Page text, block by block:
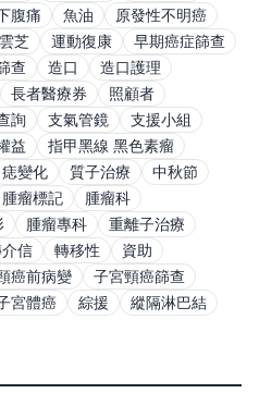
腹痛 魚油
原發性不明癌
雲芝 運動復康
早期癌症篩查
查 造口
造口護理
長者醫療券
照顧者
詢 支氣管鏡
支援小組
益
指甲黑線 黑色素瘤
痣變化 質子治療
中秋節
腫瘤標記
腫瘤科
腫瘤專科
重離子治療
信 轉移性
資助
癌前病變
子宮頸癌篩查
宮體癌 綜援
縱隔淋巴結